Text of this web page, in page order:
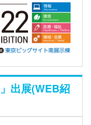
出展(WEB紹